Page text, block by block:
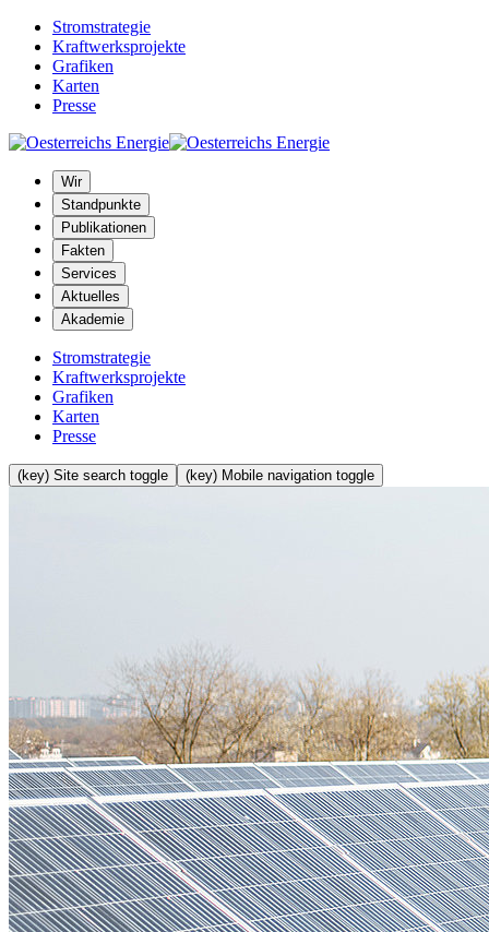
Stromstrategie
Kraftwerksprojekte
Grafiken
Karten
Presse
Wir
Standpunkte
Publikationen
Fakten
Services
Aktuelles
Akademie
Stromstrategie
Kraftwerksprojekte
Grafiken
Karten
Presse
(key) Site search toggle (key) Mobile navigation toggle